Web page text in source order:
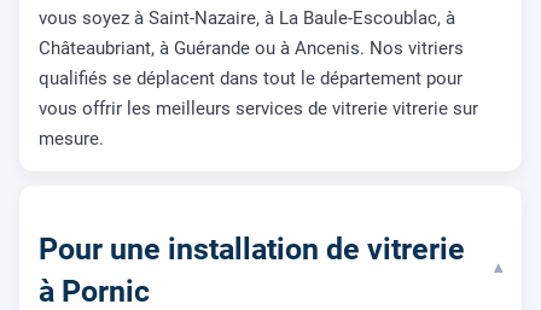
vous soyez à Saint-Nazaire, à La Baule-Escoublac, à
Châteaubriant, à Guérande ou à Ancenis. Nos vitriers
qualifiés se déplacent dans tout le département pour
vous offrir les meilleurs services de vitrerie vitrerie sur
mesure.
Pour une installation de vitrerie
à Pornic
▾